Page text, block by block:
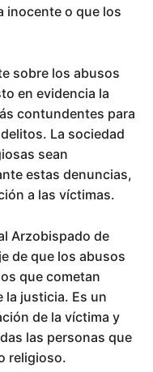
inocente o que los
sobre los abusos
en evidencia la
contundentes para
La sociedad
sean
estas denuncias,
a las víctimas.
Arzobispado de
de que los abusos
que cometan
la justicia. Es un
de la víctima y
las personas que
religioso.